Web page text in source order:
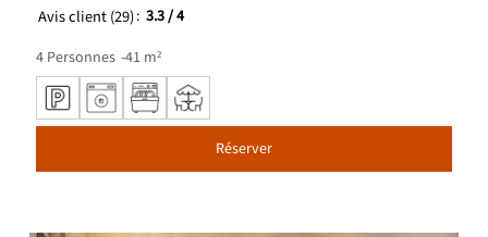
Avis client(29) 3.3/ 4
4 Personnes 41 m²
Réserver